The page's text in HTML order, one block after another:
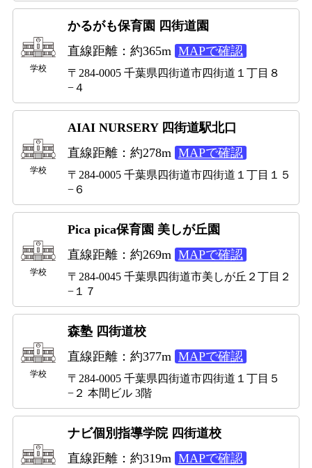
学校
かるがも保育園 四街道園
直線距離：約365m MAPで確認
〒284-0005 千葉県四街道市四街道１丁目８
−４
学校
AIAI NURSERY 四街道駅北口
直線距離：約278m MAPで確認
〒284-0005 千葉県四街道市四街道１丁目１５
−６
学校
Pica pica保育園 美しが丘園
直線距離：約269m MAPで確認
〒284-0045 千葉県四街道市美しが丘２丁目２
−１７
学校
森塾 四街道校
直線距離：約377m MAPで確認
〒284-0005 千葉県四街道市四街道１丁目５
−２ 本間ビル 3階
ナビ個別指導学院 四街道校
直線距離：約319m MAPで確認